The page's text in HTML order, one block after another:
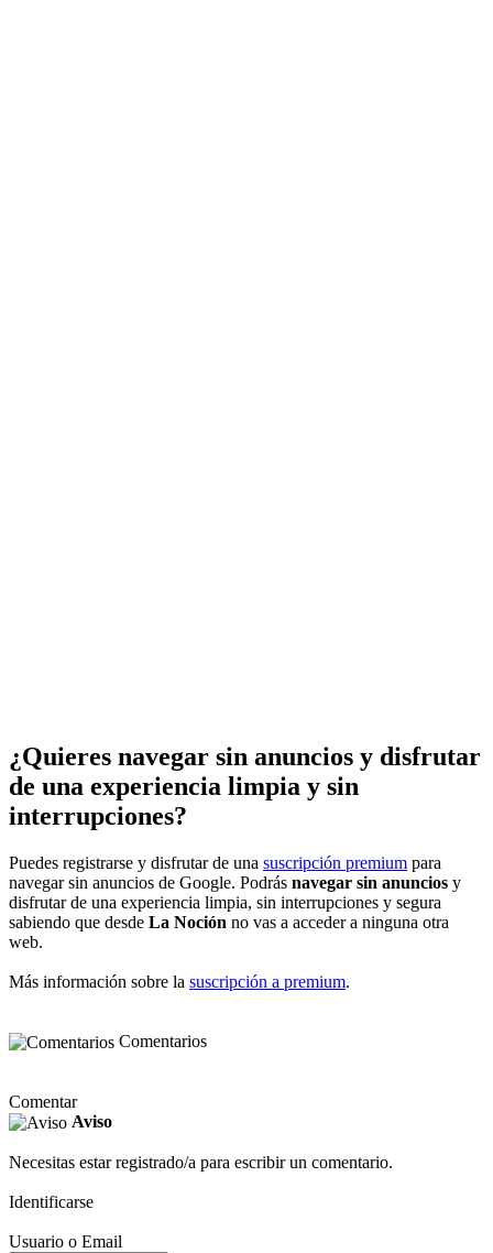
¿Quieres navegar sin anuncios y disfrutar
de una experiencia limpia y sin
interrupciones?
Puedes registrarse y disfrutar de una suscripción premium para
navegar sin anuncios de Google. Podrás navegar sin anuncios y
disfrutar de una experiencia limpia, sin interrupciones y segura
sabiendo que desde La Noción no vas a acceder a ninguna otra
web.
Más información sobre la suscripción a premium.
Comentarios
Comentar
Aviso
Necesitas estar registrado/a para escribir un comentario.
Identificarse
Usuario o Email